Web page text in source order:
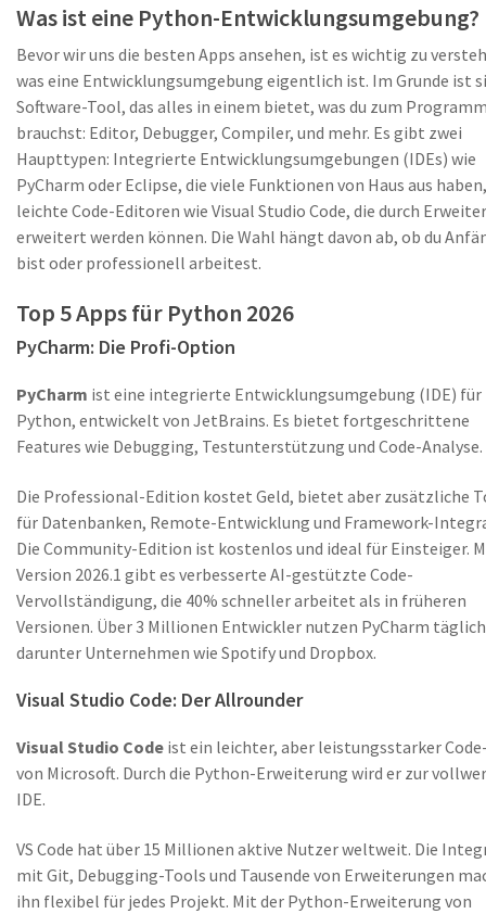
Was ist eine Python-Entwicklungsumgebung?
Bevor wir uns die besten Apps ansehen, ist es wichtig zu
was eine Entwicklungsumgebung eigentlich ist. Im Grunde ist
Software-Tool, das alles in einem bietet, was du zum
brauchst: Editor, Debugger, Compiler, und mehr. Es gibt zwei
Haupttypen: Integrierte Entwicklungsumgebungen (IDEs) wie
PyCharm oder Eclipse, die viele Funktionen von Haus aus
leichte Code-Editoren wie Visual Studio Code, die durch
erweitert werden können. Die Wahl hängt davon ab, ob du
bist oder professionell arbeitest.
Top 5 Apps für Python 2026
PyCharm: Die Profi-Option
PyCharm ist eine integrierte Entwicklungsumgebung (IDE) für
Python, entwickelt von JetBrains. Es bietet fortgeschrittene
Features wie Debugging, Testunterstützung und Code-Analyse.
Die Professional-Edition kostet Geld, bietet aber zusätzliche
für Datenbanken, Remote-Entwicklung und Framework-
Die Community-Edition ist kostenlos und ideal für Einsteiger.
Version 2026.1 gibt es verbesserte AI-gestützte Code-
Vervollständigung, die 40% schneller arbeitet als in früheren
Versionen. Über 3 Millionen Entwickler nutzen PyCharm
darunter Unternehmen wie Spotify und Dropbox.
Visual Studio Code: Der Allrounder
Visual Studio Code ist ein leichter, aber leistungsstarker
von Microsoft. Durch die Python-Erweiterung wird er zur
IDE.
VS Code hat über 15 Millionen aktive Nutzer weltweit. Die
mit Git, Debugging-Tools und Tausende von Erweiterungen
ihn flexibel für jedes Projekt. Mit der Python-Erweiterung von